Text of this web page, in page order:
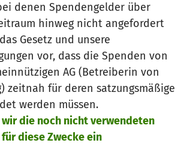
denen Spendengelder über
hinweg nicht angefordert
Gesetz und unsere
vor, dass die Spenden von
AG (Betreiberin von
zeitnah für deren satzungsmäßige
werden müssen.
die noch nicht verwendeten
diese Zwecke ein